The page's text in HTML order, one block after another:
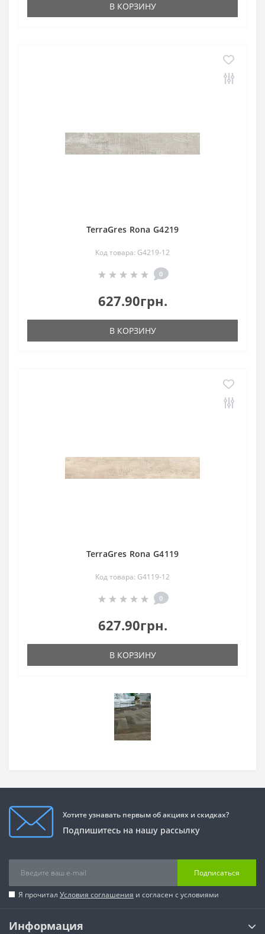
В КОРЗИНУ
TerraGres Rona G4219
Код товара: G4219-12
0
627.90грн.
В КОРЗИНУ
TerraGres Rona G4119
Код товара: G4119-12
0
627.90грн.
В КОРЗИНУ
Хотите узнавать первым об акциях и скидках?
Подпишитесь на нашу рассылку
Подписаться
Я прочитал Условия соглашения и согласен с условиями
Информация